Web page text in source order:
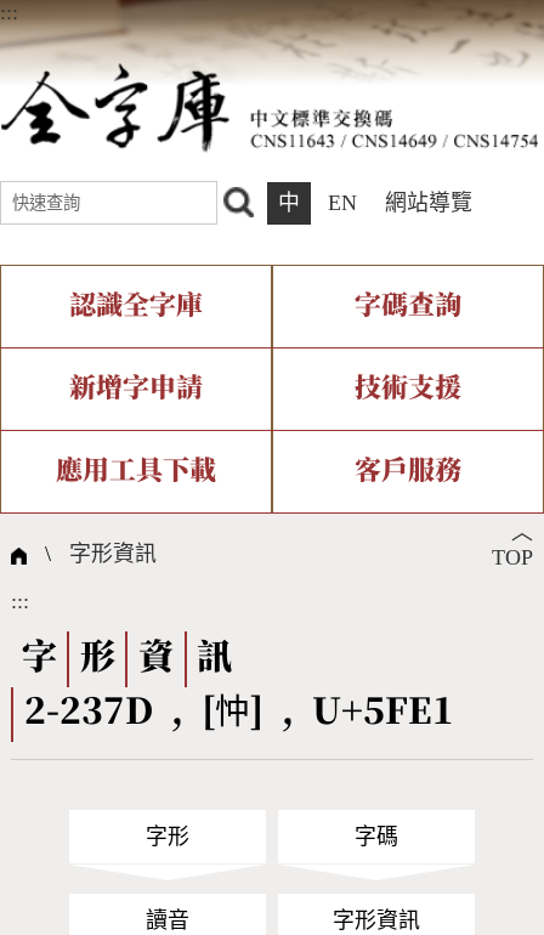
:::
中 EN 網站導覽
認識全字庫
全字庫介紹 全字庫現況
中文碼介紹 專有名詞介紹
國際字碼相關組織
字碼查詢
IDS查詢 部件查詢
複合查詢 注音查詢
筆畫查詢
筆順序查詢
CNS查詢 Unicode查詢
新增字申請
新字申請處理流程
技術支援
字形即時顯示 造字解決方案
全字庫授權 轉碼Web Service
應用工具下載
個人電腦造字處理工具
字形下載
客戶服務
問題集
熱門查詢統計
︿
TOP
\ 字形資訊
:::
字 形 資
訊
2-237D , [忡] , U+5FE1
字形 字碼
讀音 字形資訊